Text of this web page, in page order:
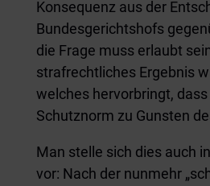
Konsequenz aus der
Bundesgerichtshofs
die Frage muss erlaubt
strafrechtliches Ergebnis
welches hervorbringt, dass
Schutznorm zu Gunsten
Man stelle sich dies auch
vor: Nach der nunmehr